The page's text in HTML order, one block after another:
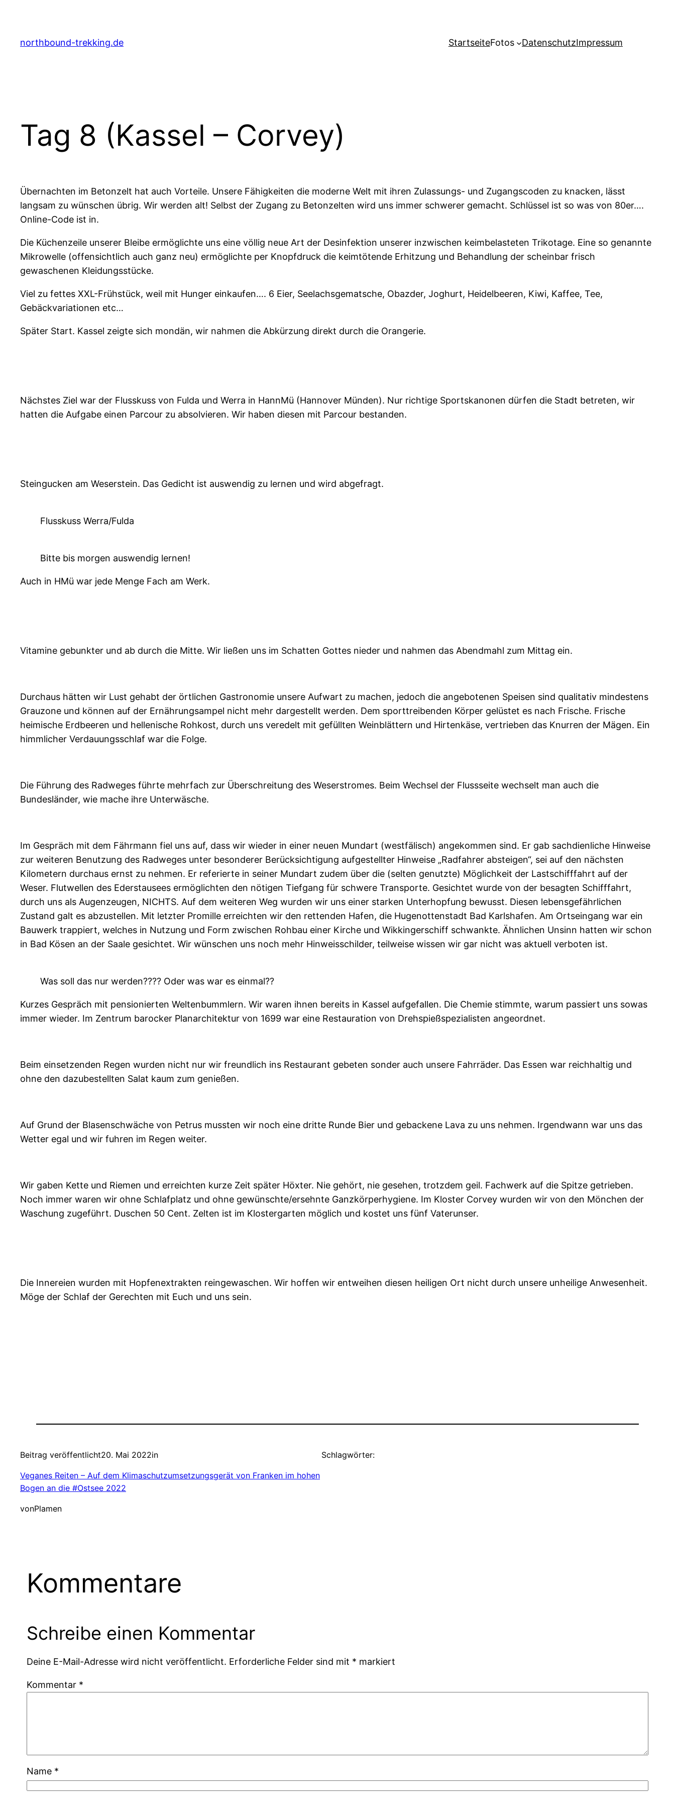
springen
northbound-trekking.de StartseiteFotos DatenschutzImpressum
Tag 8 (Kassel – Corvey)
Übernachten im Betonzelt hat auch Vorteile. Unsere Fähigkeiten die moderne Welt mit ihren Zulassungs- und Zugangscoden zu knacken, lässt
langsam zu wünschen übrig. Wir werden alt! Selbst der Zugang zu Betonzelten wird uns immer schwerer gemacht. Schlüssel ist so was von 80er….
Online-Code ist in.
Die Küchenzeile unserer Bleibe ermöglichte uns eine völlig neue Art der Desinfektion unserer inzwischen keimbelasteten Trikotage. Eine so genannte
Mikrowelle (offensichtlich auch ganz neu) ermöglichte per Knopfdruck die keimtötende Erhitzung und Behandlung der scheinbar frisch
gewaschenen Kleidungsstücke.
Viel zu fettes XXL-Frühstück, weil mit Hunger einkaufen…. 6 Eier, Seelachsgematsche, Obazder, Joghurt, Heidelbeeren, Kiwi, Kaffee, Tee,
Gebäckvariationen etc…
Später Start. Kassel zeigte sich mondän, wir nahmen die Abkürzung direkt durch die Orangerie.
Nächstes Ziel war der Flusskuss von Fulda und Werra in HannMü (Hannover Münden). Nur richtige Sportskanonen dürfen die Stadt betreten, wir
hatten die Aufgabe einen Parcour zu absolvieren. Wir haben diesen mit Parcour bestanden.
Steingucken am Weserstein. Das Gedicht ist auswendig zu lernen und wird abgefragt.
Flusskuss Werra/Fulda
Bitte bis morgen auswendig lernen!
Auch in HMü war jede Menge Fach am Werk.
Vitamine gebunkter und ab durch die Mitte. Wir ließen uns im Schatten Gottes nieder und nahmen das Abendmahl zum Mittag ein.
Durchaus hätten wir Lust gehabt der örtlichen Gastronomie unsere Aufwart zu machen, jedoch die angebotenen Speisen sind qualitativ mindestens
Grauzone und können auf der Ernährungsampel nicht mehr dargestellt werden. Dem sporttreibenden Körper gelüstet es nach Frische. Frische
heimische Erdbeeren und hellenische Rohkost, durch uns veredelt mit gefüllten Weinblättern und Hirtenkäse, vertrieben das Knurren der Mägen. Ein
himmlicher Verdauungsschlaf war die Folge.
Die Führung des Radweges führte mehrfach zur Überschreitung des Weserstromes. Beim Wechsel der Flussseite wechselt man auch die
Bundesländer, wie mache ihre Unterwäsche.
Im Gespräch mit dem Fährmann fiel uns auf, dass wir wieder in einer neuen Mundart (westfälisch) angekommen sind. Er gab sachdienliche Hinweise
zur weiteren Benutzung des Radweges unter besonderer Berücksichtigung aufgestellter Hinweise „Radfahrer absteigen“, sei auf den nächsten
Kilometern durchaus ernst zu nehmen. Er referierte in seiner Mundart zudem über die (selten genutzte) Möglichkeit der Lastschifffahrt auf der
Weser. Flutwellen des Ederstausees ermöglichten den nötigen Tiefgang für schwere Transporte. Gesichtet wurde von der besagten Schifffahrt,
durch uns als Augenzeugen, NICHTS. Auf dem weiteren Weg wurden wir uns einer starken Unterhopfung bewusst. Diesen lebensgefährlichen
Zustand galt es abzustellen. Mit letzter Promille erreichten wir den rettenden Hafen, die Hugenottenstadt Bad Karlshafen. Am Ortseingang war ein
Bauwerk trappiert, welches in Nutzung und Form zwischen Rohbau einer Kirche und Wikkingerschiff schwankte. Ähnlichen Unsinn hatten wir schon
in Bad Kösen an der Saale gesichtet. Wir wünschen uns noch mehr Hinweisschilder, teilweise wissen wir gar nicht was aktuell verboten ist.
Was soll das nur werden???? Oder was war es einmal??
Kurzes Gespräch mit pensionierten Weltenbummlern. Wir waren ihnen bereits in Kassel aufgefallen. Die Chemie stimmte, warum passiert uns sowas
immer wieder. Im Zentrum barocker Planarchitektur von 1699 war eine Restauration von Drehspießspezialisten angeordnet.
Beim einsetzenden Regen wurden nicht nur wir freundlich ins Restaurant gebeten sonder auch unsere Fahrräder. Das Essen war reichhaltig und
ohne den dazubestellten Salat kaum zum genießen.
Auf Grund der Blasenschwäche von Petrus mussten wir noch eine dritte Runde Bier und gebackene Lava zu uns nehmen. Irgendwann war uns das
Wetter egal und wir fuhren im Regen weiter.
Wir gaben Kette und Riemen und erreichten kurze Zeit später Höxter. Nie gehört, nie gesehen, trotzdem geil. Fachwerk auf die Spitze getrieben.
Noch immer waren wir ohne Schlafplatz und ohne gewünschte/ersehnte Ganzkörperhygiene. Im Kloster Corvey wurden wir von den Mönchen der
Waschung zugeführt. Duschen 50 Cent. Zelten ist im Klostergarten möglich und kostet uns fünf Vaterunser.
Die Innereien wurden mit Hopfenextrakten reingewaschen. Wir hoffen wir entweihen diesen heiligen Ort nicht durch unsere unheilige Anwesenheit.
Möge der Schlaf der Gerechten mit Euch und uns sein.
Beitrag veröffentlicht20. Mai 2022in
Veganes Reiten – Auf dem Klimaschutzumsetzungsgerät von Franken im hohen
Bogen an die #Ostsee 2022
vonPlamen
Schlagwörter:
Kommentare
Schreibe einen Kommentar
Deine E-Mail-Adresse wird nicht veröffentlicht. Erforderliche Felder sind mit * markiert
Kommentar *
Name *